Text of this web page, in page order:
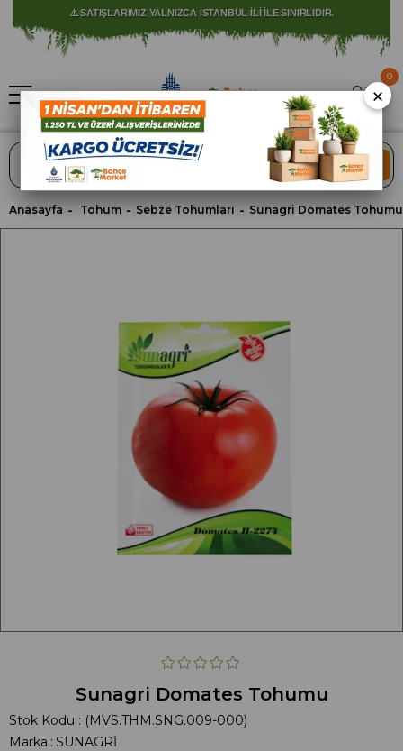
⚠️ SATIŞLARIMIZ YALNIZCA İSTANBUL İLİ İLE SINIRLIDIR.
ARA
0
Anasayfa Tohum Sebze Tohumları Sunagri Domates Tohumu
Sunagri Domates Tohumu
Stok Kodu
(MVS.THM.SNG.009-000)
Marka : SUNAGRİ
×